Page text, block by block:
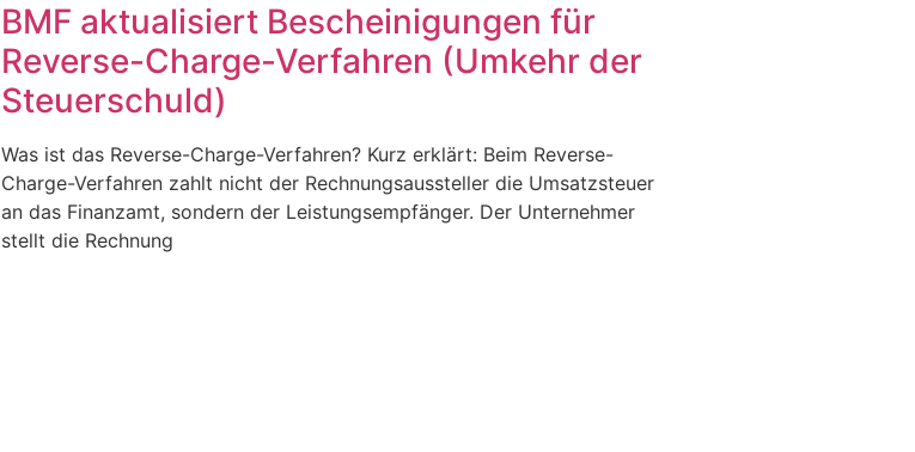
BMF aktualisiert Bescheinigungen für
Reverse-Charge-Verfahren (Umkehr der
Steuerschuld)
Was ist das Reverse-Charge-Verfahren? Kurz erklärt: Beim Reverse-
Charge-Verfahren zahlt nicht der Rechnungsaussteller die Umsatzsteuer
an das Finanzamt, sondern der Leistungsempfänger. Der Unternehmer
stellt die Rechnung